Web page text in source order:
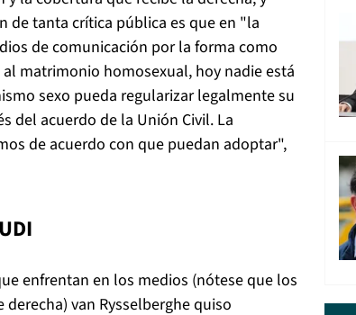
de tanta crítica pública es que en "la
de comunicación por la forma como
matrimonio homosexual, hoy nadie está
sexo pueda regularizar legalmente su
del acuerdo de la Unión Civil. La
de acuerdo con que puedan adoptar",
enfrentan en los medios (nótese que los
van Rysselberghe quiso